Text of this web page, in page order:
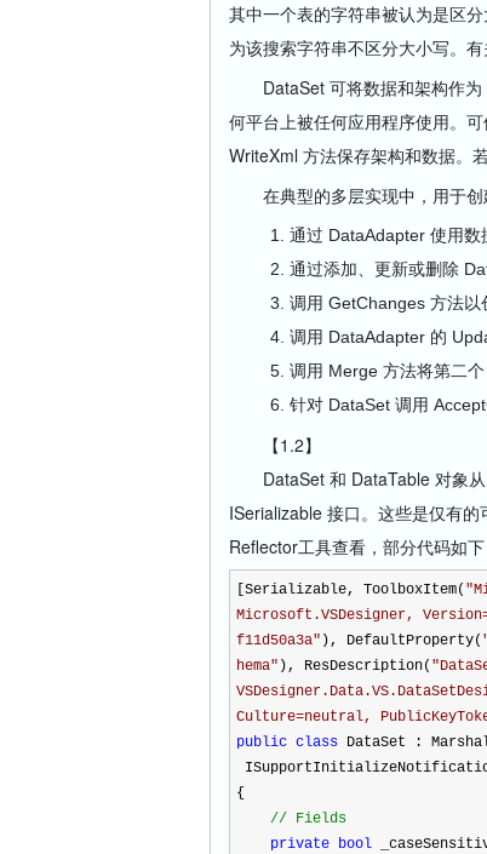
其中一个表的字符串被认为是区
为该搜索字符串不区分大小写。
DataSet 可将数据和架构作为
何平台上被任何应用程序使用。
WriteXml 方法保存架构和数据。
在典型的多层实现中，用于创
通过 DataAdapter 使用数
通过添加、更新或删除
调用 GetChanges 方法以
调用 DataAdapter 的
调用 Merge 方法将第二
针对 DataSet 调用
【1.2】
DataSet 和 DataTable 对象从
ISerializable 接口。这些是仅有
Reflector工具查看，部分代码如下
[Serializable, ToolboxItem( "
Microsoft.VSDesigner,
f11d50a3a" ), DefaultProperty(
hema" ), ResDescription( "
Culture=neutral,
public class DataSet :
{
// Fields
private bool